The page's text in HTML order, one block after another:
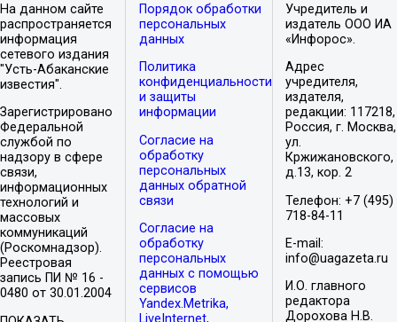
На данном сайте
распространяется
информация
сетевого издания
"Усть-Абаканские
известия".
Зарегистрировано
Федеральной
службой по
надзору в сфере
связи,
информационных
технологий и
массовых
коммуникаций
(Роскомнадзор).
Реестровая
запись ПИ № 16 -
0480 от 30.01.2004
Порядок обработки
персональных
данных
Политика
конфиденциальности
и защиты
информации
Согласие на
обработку
персональных
данных обратной
связи
Согласие на
обработку
персональных
данных с помощью
сервисов
Yandex.Metrika,
LiveInternet,
Учредитель и
издатель ООО ИА
«Инфорос».
Адрес
учредителя,
издателя,
редакции: 117218,
Россия, г. Москва,
ул.
Кржижановского,
д.13, кор. 2
Телефон: +7 (495)
718-84-11
E-mail:
info@uagazeta.ru
И.О. главного
редактора
Дорохова Н.В.